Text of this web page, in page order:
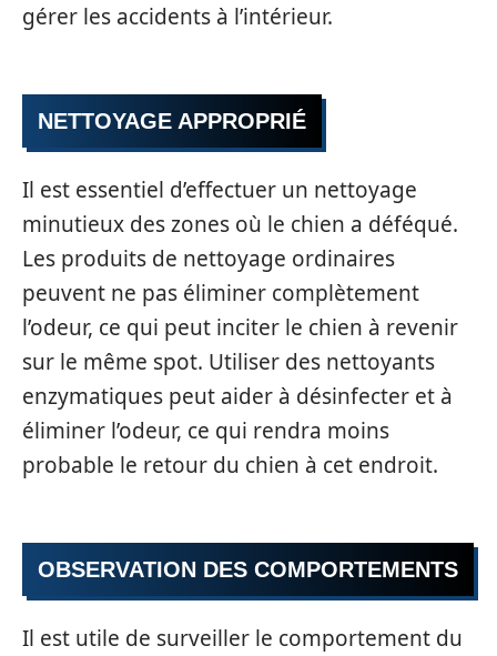
gérer les accidents à l’intérieur.
NETTOYAGE APPROPRIÉ
Il est essentiel d’effectuer un nettoyage
minutieux des zones où le chien a déféqué.
Les produits de nettoyage ordinaires
peuvent ne pas éliminer complètement
l’odeur, ce qui peut inciter le chien à revenir
sur le même spot. Utiliser des nettoyants
enzymatiques peut aider à désinfecter et à
éliminer l’odeur, ce qui rendra moins
probable le retour du chien à cet endroit.
OBSERVATION DES COMPORTEMENTS
Il est utile de surveiller le comportement du